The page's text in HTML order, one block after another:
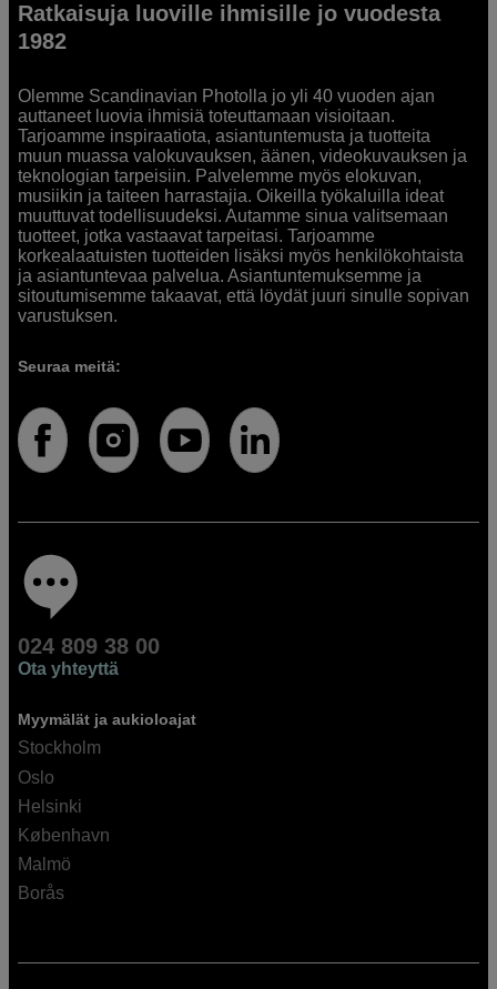
Ratkaisuja luoville ihmisille jo vuodesta
1982
Olemme Scandinavian Photolla jo yli 40 vuoden ajan
auttaneet luovia ihmisiä toteuttamaan visioitaan.
Tarjoamme inspiraatiota, asiantuntemusta ja tuotteita
muun muassa valokuvauksen, äänen, videokuvauksen ja
teknologian tarpeisiin. Palvelemme myös elokuvan,
musiikin ja taiteen harrastajia. Oikeilla työkaluilla ideat
muuttuvat todellisuudeksi. Autamme sinua valitsemaan
tuotteet, jotka vastaavat tarpeitasi. Tarjoamme
korkealaatuisten tuotteiden lisäksi myös henkilökohtaista
ja asiantuntevaa palvelua. Asiantuntemuksemme ja
sitoutumisemme takaavat, että löydät juuri sinulle sopivan
varustuksen.
Seuraa meitä:
024 809 38 00
Ota yhteyttä
Myymälät ja aukioloajat
Stockholm
Oslo
Helsinki
København
Malmö
Borås